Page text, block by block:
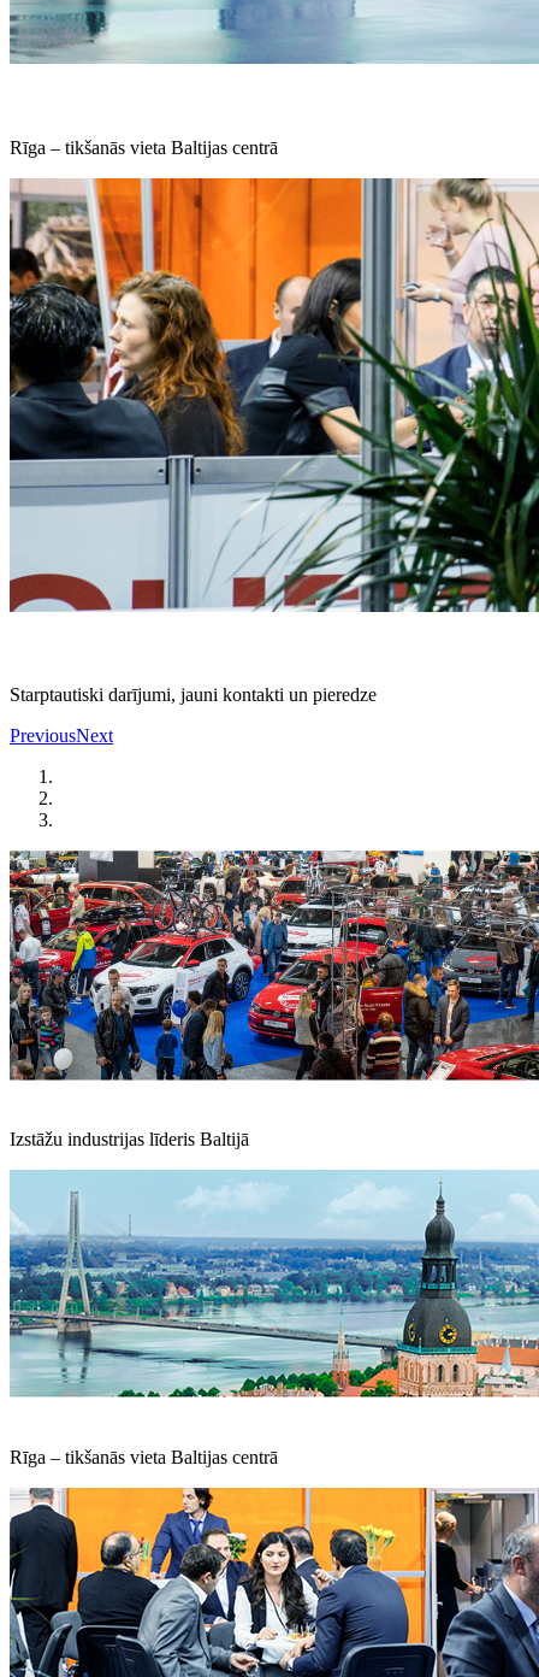
Rīga – tikšanās vieta Baltijas centrā
Starptautiski darījumi, jauni kontakti un pieredze
PreviousNext
Izstāžu industrijas līderis Baltijā
Rīga – tikšanās vieta Baltijas centrā